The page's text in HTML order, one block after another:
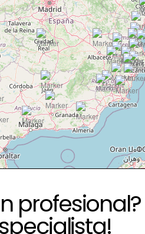
profesional?